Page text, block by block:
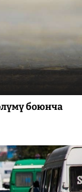
боюнча